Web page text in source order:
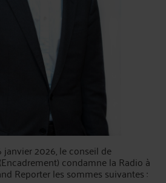
2026, le conseil de
condamne la Radio à
Reporter les sommes suivantes :